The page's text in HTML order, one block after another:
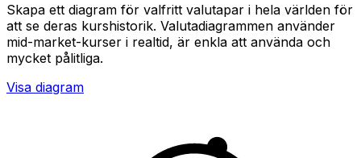
Skapa ett diagram för valfritt valutapar i hela världen för
att se deras kurshistorik. Valutadiagrammen använder
mid-market-kurser i realtid, är enkla att använda och
mycket pålitliga.
Visa diagram